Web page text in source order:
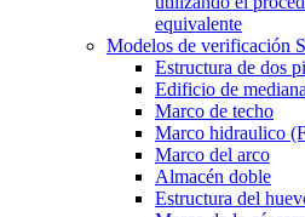
equivalente
Modelos de verificación
Estructura de dos
Edificio de
Marco de techo
Marco hidraulico
Marco del arco
Almacén doble
Estructura del